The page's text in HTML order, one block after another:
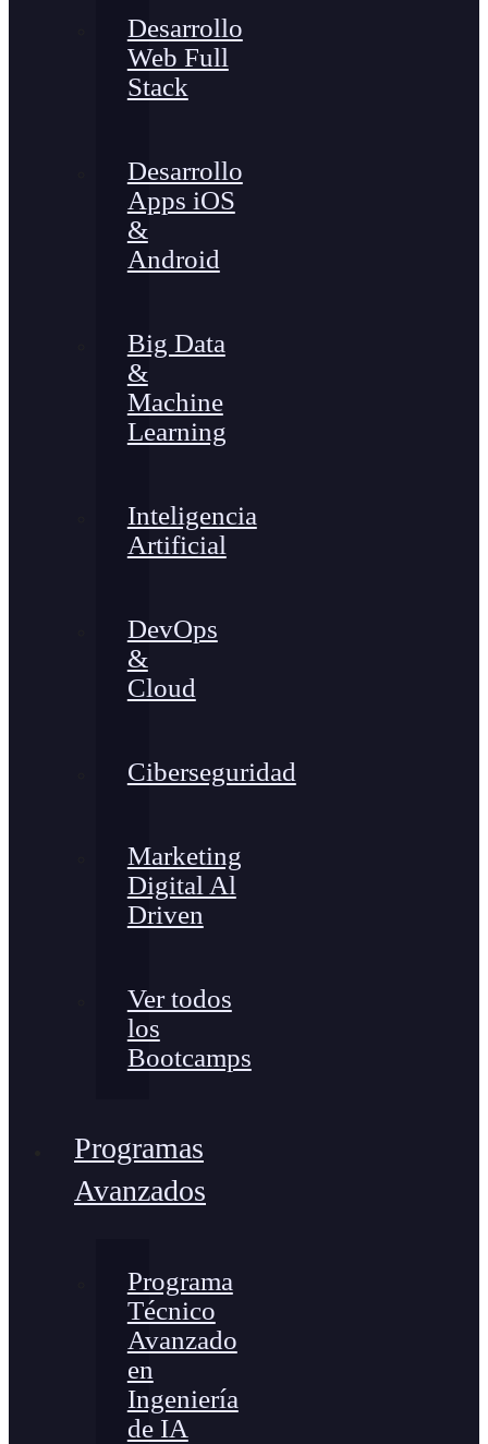
Desarrollo
Web Full
Stack
Desarrollo
Apps iOS
&
Android
Big Data
&
Machine
Learning
Inteligencia
Artificial
DevOps
&
Cloud
Ciberseguridad
Marketing
Digital Al
Driven
Ver todos
los
Bootcamps
Programas
Avanzados
Programa
Técnico
Avanzado
en
Ingeniería
de IA